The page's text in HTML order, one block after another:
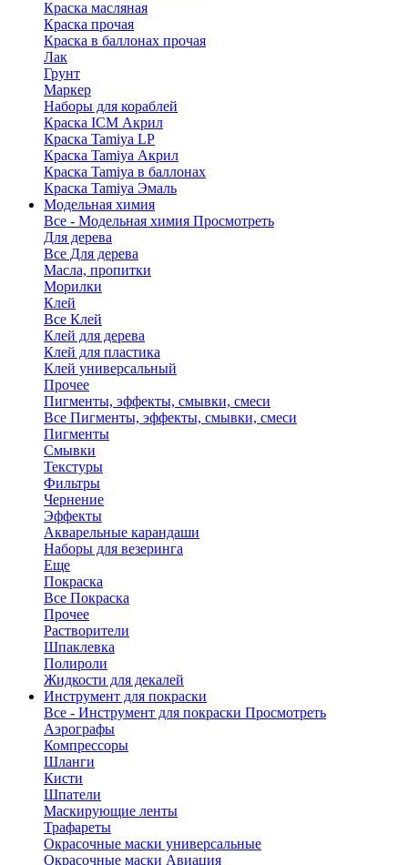
Краска масляная
Краска прочая
Краска в баллонах прочая
Лак
Грунт
Маркер
Наборы для кораблей
Краска ICM Акрил
Краска Tamiya LP
Краска Tamiya Акрил
Краска Tamiya в баллонах
Краска Tamiya Эмаль
Модельная химия
Все - Модельная химия Просмотреть
Для дерева
Все Для дерева
Масла, пропитки
Морилки
Клей
Все Клей
Клей для дерева
Клей для пластика
Клей универсальный
Прочее
Пигменты, эффекты, смывки, смеси
Все Пигменты, эффекты, смывки, смеси
Пигменты
Смывки
Текстуры
Фильтры
Чернение
Эффекты
Акварельные карандаши
Наборы для везеринга
Еще
Покраска
Все Покраска
Прочее
Растворители
Шпаклевка
Полироли
Жидкости для декалей
Инструмент для покраски
Все - Инструмент для покраски Просмотреть
Аэрографы
Компрессоры
Шланги
Кисти
Шпатели
Маскирующие ленты
Трафареты
Окрасочные маски универсальные
Окрасочные маски Авиация